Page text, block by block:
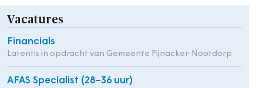
Vacatures
Financials
Latentis in opdracht van Gemeente Pijnacker-Nootdorp
AFAS Specialist (28–36 uur)